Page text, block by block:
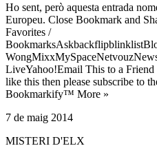
Ho sent, però aquesta entrada
Europeu. Close Bookmark and
Favorites /
LiveYahoo!Email This to a
like this then please subscribe to
Bookmarkify™ More »
7 de maig 2014
MISTERI D'ELX